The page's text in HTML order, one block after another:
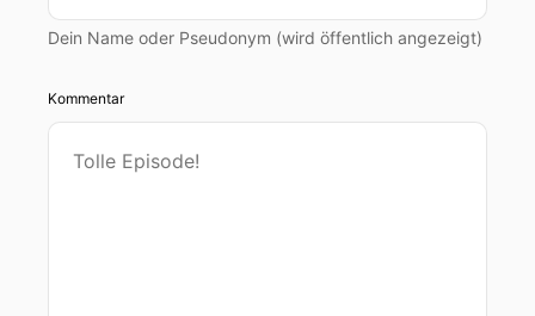
Dein Name oder Pseudonym (wird öffentlich angezeigt)
Kommentar